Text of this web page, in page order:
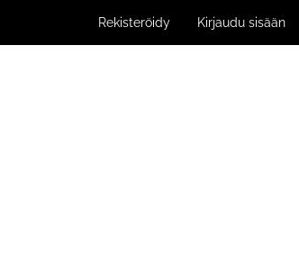
Rekisteröidy Kirjaudu sisään